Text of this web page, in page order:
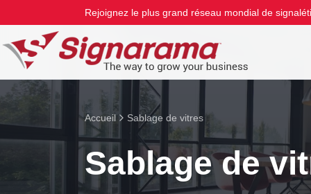
Rejoignez le plus grand réseau mondial de
Accueil Sablage de vitres
Sablage de